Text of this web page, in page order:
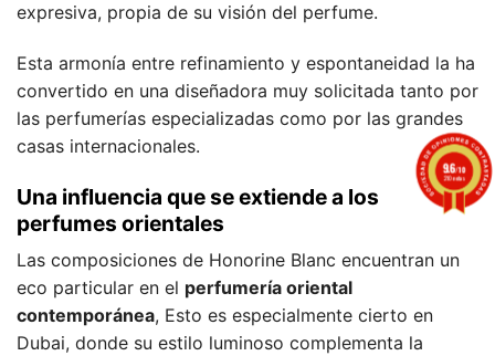
expresiva, propia de su visión del perfume.
Esta armonía entre refinamiento y espontaneidad la ha
convertido en una diseñadora muy solicitada tanto por
las perfumerías especializadas como por las grandes
casas internacionales.
Una influencia que se extiende a los
perfumes orientales
Las composiciones de Honorine Blanc encuentran un
eco particular en el perfumería oriental
contemporánea, Esto es especialmente cierto en
Dubai, donde su estilo luminoso complementa la
9.6/10
210 notas